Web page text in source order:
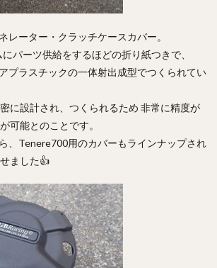
レーター・クラッチケースカバー。
パーツ供給をするほどの折り紙つきで、
プラスチックの一体射出成型でつくられてい
に設計され、つくられるため 非常に精度が
可能とのことです。
、Tenere700用のカバーもラインナップされ
ました👍